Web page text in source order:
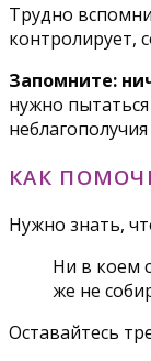
Трудно
контролирует,
Запомните:
нужно
КАК
Нужно знать,
Ни в коем
же не
Оставайтесь